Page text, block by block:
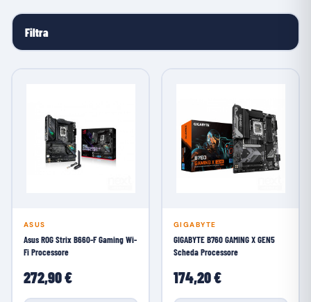
Filtra
ASUS
Asus ROG Strix B660-F Gaming Wi-
Fi Processore
272,90 €
GIGABYTE
GIGABYTE B760 GAMING X GEN5
Scheda Processore
174,20 €